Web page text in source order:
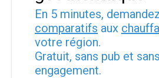
En 5 minutes,
comparatifs aux
votre région.
Gratuit, sans pub et sans
engagement.